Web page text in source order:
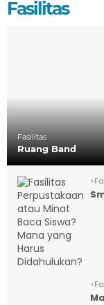
Fasilitas
Fasilitas
Ruang Band
>
>